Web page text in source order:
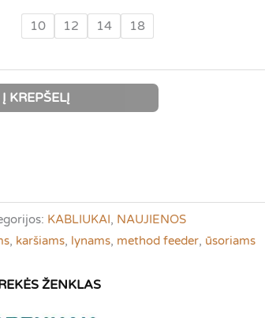
10 12 14 18
Į KREPŠELĮ
KABLIUKAI, NAUJIENOS
, karšiams, lynams, method feeder, ūsoriams